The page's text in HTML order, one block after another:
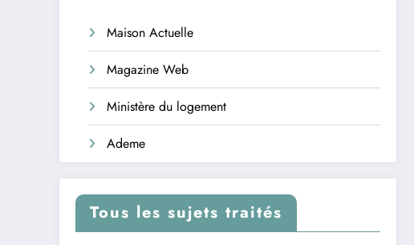
Maison Actuelle
Magazine Web
Ministère du logement
Ademe
Tous les sujets traités